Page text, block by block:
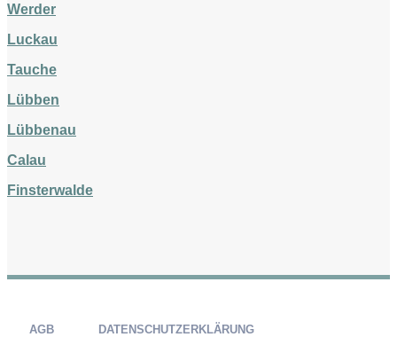
Werder
Luckau
Tauche
Lübben
Lübbenau
Calau
Finsterwalde
AGB DATENSCHUTZERKLÄRUNG